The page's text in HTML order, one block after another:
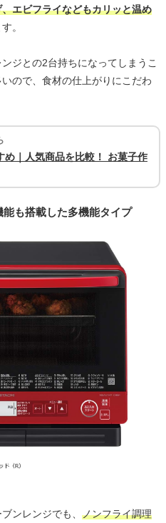
エビフライなどもカリッと温め
。
ジとの2台持ちになってしまうこ
ので、食材の仕上がりにこだわ
め｜人気商品を比較！ お菓子作
も搭載した多機能タイプ
ンレンジでも、 ノンフライ調理